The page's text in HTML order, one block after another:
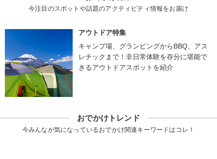
今注目のスポットや話題のアクティビティ情報をお届け
アウトドア特集
キャンプ場、グランピングからBBQ、アス
レチックまで！非日常体験を存分に堪能で
きるアウトドアスポットを紹介
おでかけトレンド
今みんなが気になっているおでかけ関連キーワードはコレ！